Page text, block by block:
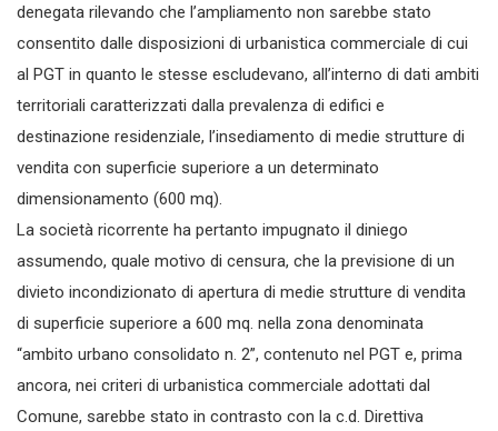
denegata rilevando che l’ampliamento non sarebbe stato
consentito dalle disposizioni di urbanistica commerciale di cui
al PGT in quanto le stesse escludevano, all’interno di dati ambiti
territoriali caratterizzati dalla prevalenza di edifici e
destinazione residenziale, l’insediamento di medie strutture di
vendita con superficie superiore a un determinato
dimensionamento (600 mq).
La società ricorrente ha pertanto impugnato il diniego
assumendo, quale motivo di censura, che la previsione di un
divieto incondizionato di apertura di medie strutture di vendita
di superficie superiore a 600 mq. nella zona denominata
“ambito urbano consolidato n. 2”, contenuto nel PGT e, prima
ancora, nei criteri di urbanistica commerciale adottati dal
Comune, sarebbe stato in contrasto con la c.d. Direttiva